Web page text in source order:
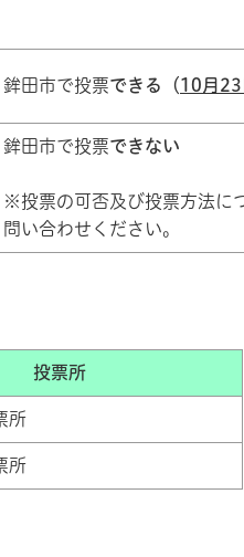
鉾田市で投票できる（10月23
鉾田市で投票できない
※投票の可否及び投票方法に
問い合わせください。
投票所
所
所